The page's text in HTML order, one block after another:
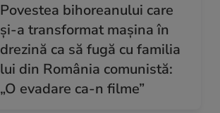
Povestea bihoreanului care
și-a transformat mașina în
drezină ca să fugă cu familia
lui din România comunistă:
„O evadare ca-n filme”